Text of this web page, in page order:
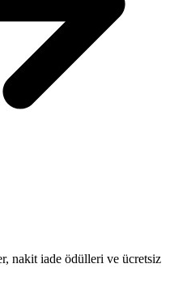
nakit iade ödülleri ve ücretsiz